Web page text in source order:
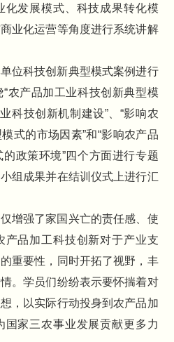
化发展模式、科技成果转化模
业化运营等角度进行系统讲解
位科技创新典型模式案例进行
农产品加工业科技创新典型模
科技创新机制建设”、“影响农
式的市场因素”和“影响农产品
政策环境”四个方面进行专题
组成果并在结训仪式上进行汇
增强了家国兴亡的责任感、使
产品加工科技创新对于产业支
重要性，同时开拓了视野，丰
。学员们纷纷表示要怀揣着对
，以实际行动投身到农产品加
国家三农事业发展贡献更多力